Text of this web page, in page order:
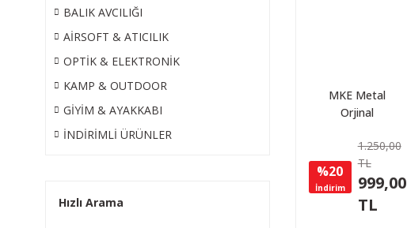
BALIK AVCILIĞI
AİRSOFT & ATICILIK
OPTİK & ELEKTRONİK
KAMP & OUTDOOR
GİYİM & AYAKKABI
İNDİRİMLİ ÜRÜNLER
Hızlı Arama
MKE Metal
Orjinal
Kutusu
%20
İndirim
1.250,00
TL
999,00
TL